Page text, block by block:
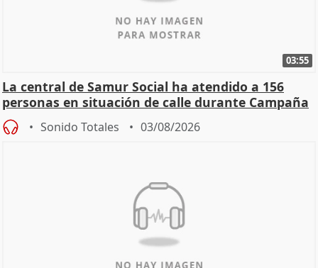
03:55
La central de Samur Social ha atendido a 156
personas en situación de calle durante Campaña
de Calor
Sonido Totales 03/08/2026